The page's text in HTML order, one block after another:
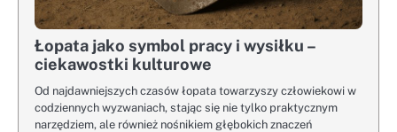
Łopata jako symbol pracy i wysiłku –
ciekawostki kulturowe
Od najdawniejszych czasów łopata towarzyszy człowiekowi w
codziennych wyzwaniach, stając się nie tylko praktycznym
narzędziem, ale również nośnikiem głębokich znaczeń